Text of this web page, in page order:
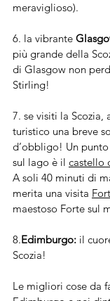
meraviglioso).
6. la vibrante
più grande della
di Glasgow non
Stirling!
7. se visiti la Scozia,
turistico una breve
d’obbligo! Un
sul lago è il castello
A soli 40 minuti di
merita una visita
maestoso Forte sul
8.Edimburgo: il
Scozia!
Le migliori cose da